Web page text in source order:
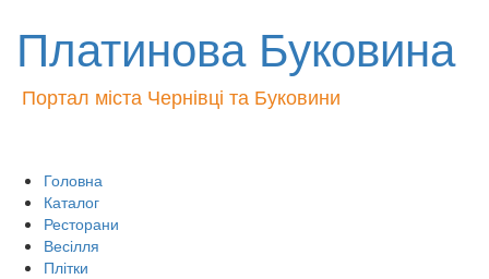
Платинова Буковина
Портал міста Чернівці та Буковини
Головна
Каталог
Ресторани
Весілля
Плітки